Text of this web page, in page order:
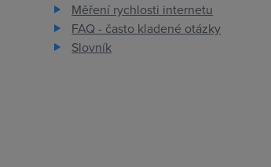
Měření rychlosti internetu
FAQ - často kladené otázky
Slovník